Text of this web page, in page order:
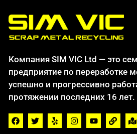
Компания SIM VIC Ltd — это
предприятие по переработке
успешно и прогрессивно
протяжении последних 16 лет.